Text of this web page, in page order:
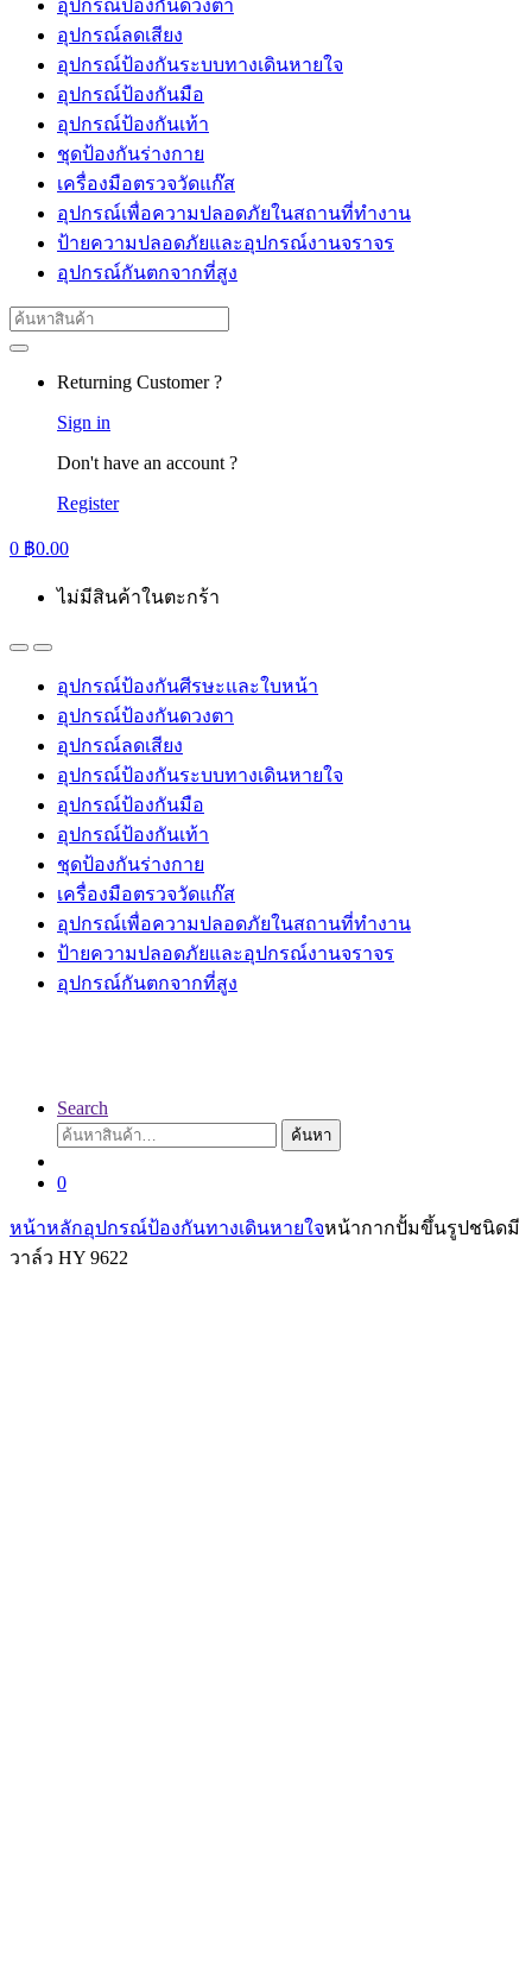
อุปกรณ์ป้องกันดวงตา
อุปกรณ์ลดเสียง
อุปกรณ์ป้องกันระบบทางเดินหายใจ
อุปกรณ์ป้องกันมือ
อุปกรณ์ป้องกันเท้า
ชุดป้องกันร่างกาย
เครื่องมือตรวจวัดแก๊ส
อุปกรณ์เพื่อความปลอดภัยในสถานที่ทำงาน
ป้ายความปลอดภัยและอุปกรณ์งานจราจร
อุปกรณ์กันตกจากที่สูง
Search
for:
Returning Customer ?
Sign in
Don't have an account ?
Register
0 ฿0.00
ไม่มีสินค้าในตะกร้า
อุปกรณ์ป้องกันศีรษะและใบหน้า
อุปกรณ์ป้องกันดวงตา
อุปกรณ์ลดเสียง
อุปกรณ์ป้องกันระบบทางเดินหายใจ
อุปกรณ์ป้องกันมือ
อุปกรณ์ป้องกันเท้า
ชุดป้องกันร่างกาย
เครื่องมือตรวจวัดแก๊ส
อุปกรณ์เพื่อความปลอดภัยในสถานที่ทำงาน
ป้ายความปลอดภัยและอุปกรณ์งานจราจร
อุปกรณ์กันตกจากที่สูง
Search
ค้นหา:
ค้นหา
0
หน้าหลักอุปกรณ์ป้องกันทางเดินหายใจหน้ากากปั้มขึ้นรูปชนิดมี
วาล์ว HY 9622